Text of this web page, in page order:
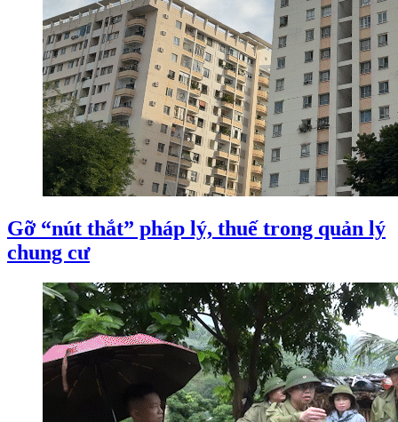
Gỡ “nút thắt” pháp lý, thuế trong quản lý
chung cư